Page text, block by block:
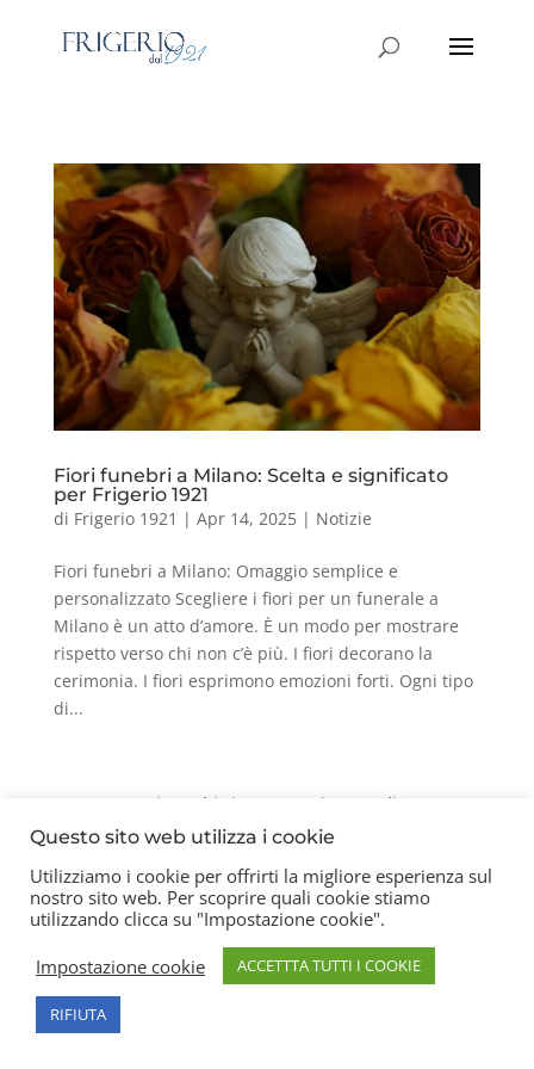
Fiori funebri a Milano: Scelta e significato
per Frigerio 1921
di Frigerio 1921 | Apr 14, 2025| Notizie
Fiori funebri a Milano: Omaggio semplice e
personalizzato Scegliere i fiori per un funerale a
Milano è un atto d’amore. È un modo per mostrare
rispetto verso chi non c’è più. I fiori decorano la
cerimonia. I fiori esprimono emozioni forti. Ogni tipo
di...
Contatti Chi siamo Privacy Policy
Copyright 2026 © Frigerio Renzo Snc P.IVA
08003270157
Questo sito web utilizza i cookie
Utilizziamo i cookie per offrirti la migliore esperienza sul
nostro sito web. Per scoprire quali cookie stiamo
utilizzando clicca su "Impostazione cookie".
Impostazione cookie
ACCETTTA TUTTI I COOKIE
RIFIUTA